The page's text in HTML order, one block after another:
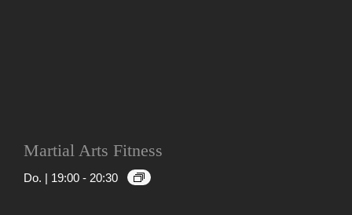
Martial Arts Fitness
Do. | 19:00 - 20:30